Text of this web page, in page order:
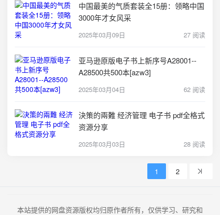
中国最美的气质套装全15册：领略中国
3000年才女风采
2025年03月09日 27 阅读
亚马逊原版电子书上新序号A28001--
A28500共500本[azw3]
2025年03月04日 62 阅读
決策的兩難 经济管理 电子书 pdf全格式
资源分享
2025年03月03日 28 阅读
1 2
本站提供的网盘资源版权均归原作者所有，仅供学习、研究和